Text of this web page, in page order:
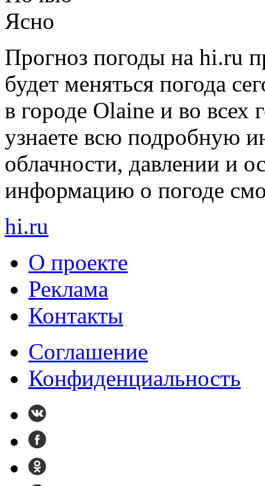
Ясно
Прогноз погоды на hi.ru
будет меняться погода
в городе Olaine и во
узнаете всю подробную
облачности, давлении и
информацию о погоде
hi.ru
О проекте
Реклама
Контакты
Cоглашение
Конфиденциальность